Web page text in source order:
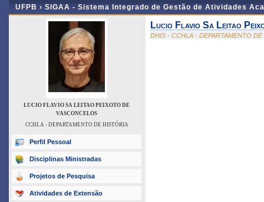
UFPB › SIGAA - Sistema Integrado de Gestão de Atividades
LUCIO FLAVIO SA LEITAO PEIXOTO DE
VASCONCELOS
CCHLA - DEPARTAMENTO DE HISTÓRIA
Perfil Pessoal
Disciplinas Ministradas
Projetos de Pesquisa
Atividades de Extensão
Lucio Flavio Sa Leitao
DHIS - CCHLA - DEPARTAMENTO